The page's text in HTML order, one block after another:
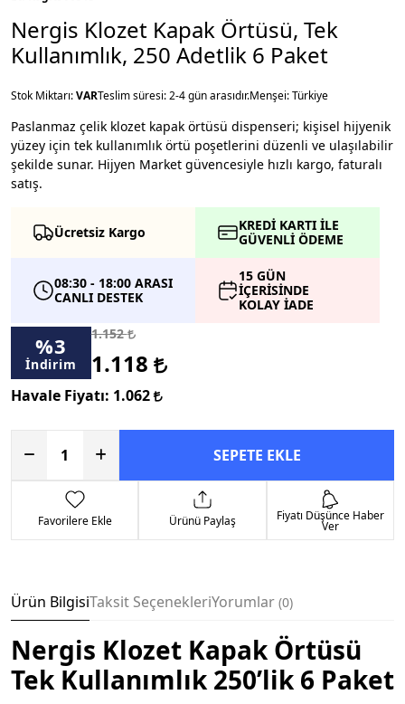
Nergis Klozet Kapak Örtüsü, Tek
Kullanımlık, 250 Adetlik 6 Paket
Stok Miktarı:VARTeslim süresi: 2-4 gün arasıdır.Menşei: Türkiye
Paslanmaz çelik klozet kapak örtüsü dispenseri; kişisel hijyenik
yüzey için tek kullanımlık örtü poşetlerini düzenli ve ulaşılabilir
şekilde sunar. Hijyen Market güvencesiyle hızlı kargo, faturalı
satış.
Ücretsiz Kargo
KREDİ KARTI İLE
GÜVENLİ ÖDEME
08:30 - 18:00 ARASI
CANLI DESTEK
15 GÜN
İÇERİSİNDE
KOLAY İADE
%3
İndirim
1.152
1.118
Havale Fiyatı: 1.062
SEPETE EKLE
Favorilere Ekle Ürünü Paylaş Fiyatı Düşünce Haber
Ver
Ürün BilgisiTaksit SeçenekleriYorumlar 0
Nergis Klozet Kapak Örtüsü
Tek Kullanımlık 250’lik 6 Paket